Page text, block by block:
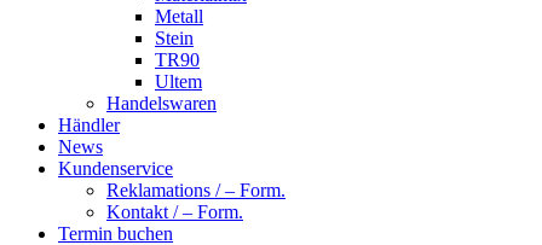
Metall
Stein
TR90
Ultem
Handelswaren
Händler
News
Kundenservice
Reklamations / – Form.
Kontakt / – Form.
Termin buchen